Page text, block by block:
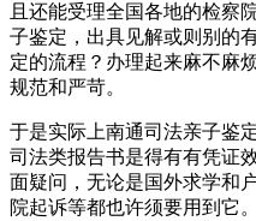
且还能受理全国各地的检察
子鉴定，出具见解或则别的
定的流程？办理起来麻不麻
规范和严苛。
于是实际上南通司法亲子鉴
司法类报告书是得有有凭证
面疑问，无论是国外求学和
院起诉等都也许须要用到它